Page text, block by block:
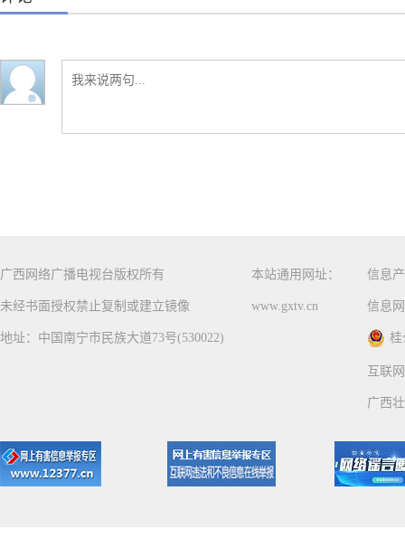
广西网络广播电视台版权所有
未经书面授权禁止复制或建立镜像
地址：中国南宁市民族大道73号(530022)
本站通用网址：
www.gxtv.cn
信息
信息
桂
互联
广西